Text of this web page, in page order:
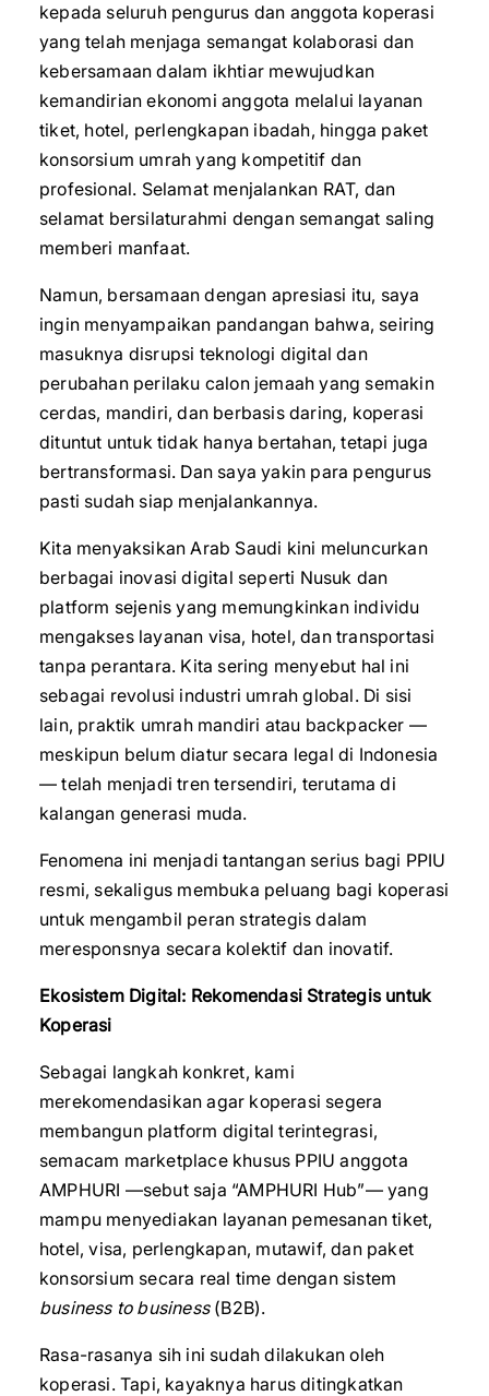
kepada seluruh pengurus dan anggota koperasi
yang telah menjaga semangat kolaborasi dan
kebersamaan dalam ikhtiar mewujudkan
kemandirian ekonomi anggota melalui layanan
tiket, hotel, perlengkapan ibadah, hingga paket
konsorsium umrah yang kompetitif dan
profesional. Selamat menjalankan RAT, dan
selamat bersilaturahmi dengan semangat saling
memberi manfaat.
Namun, bersamaan dengan apresiasi itu, saya
ingin menyampaikan pandangan bahwa, seiring
masuknya disrupsi teknologi digital dan
perubahan perilaku calon jemaah yang semakin
cerdas, mandiri, dan berbasis daring, koperasi
dituntut untuk tidak hanya bertahan, tetapi juga
bertransformasi. Dan saya yakin para pengurus
pasti sudah siap menjalankannya.
Kita menyaksikan Arab Saudi kini meluncurkan
berbagai inovasi digital seperti Nusuk dan
platform sejenis yang memungkinkan individu
mengakses layanan visa, hotel, dan transportasi
tanpa perantara. Kita sering menyebut hal ini
sebagai revolusi industri umrah global. Di sisi
lain, praktik umrah mandiri atau backpacker —
meskipun belum diatur secara legal di Indonesia
— telah menjadi tren tersendiri, terutama di
kalangan generasi muda.
Fenomena ini menjadi tantangan serius bagi PPIU
resmi, sekaligus membuka peluang bagi koperasi
untuk mengambil peran strategis dalam
meresponsnya secara kolektif dan inovatif.
Ekosistem Digital: Rekomendasi Strategis untuk
Koperasi
Sebagai langkah konkret, kami
merekomendasikan agar koperasi segera
membangun platform digital terintegrasi,
semacam marketplace khusus PPIU anggota
AMPHURI —sebut saja “AMPHURI Hub”— yang
mampu menyediakan layanan pemesanan tiket,
hotel, visa, perlengkapan, mutawif, dan paket
konsorsium secara real time dengan sistem
business to business(B2B).
Rasa-rasanya sih ini sudah dilakukan oleh
koperasi. Tapi, kayaknya harus ditingkatkan